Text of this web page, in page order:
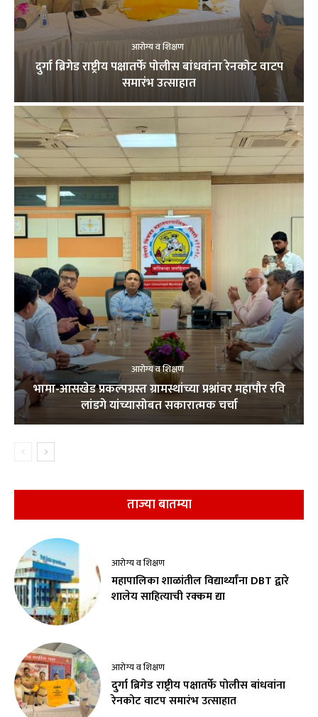
आरोग्य व शिक्षण
दुर्गा ब्रिगेड राष्ट्रीय पक्षातर्फे पोलीस बांधवांना रेनकोट वाटप
समारंभ उत्साहात
आरोग्य व शिक्षण
भामा-आसखेड प्रकल्पग्रस्त ग्रामस्थांच्या प्रश्नांवर महापौर रवि
लांडगे यांच्यासोबत सकारात्मक चर्चा
ताज्या बातम्या
आरोग्य व शिक्षण
महापालिका शाळांतील विद्यार्थ्यांना DBT द्वारे
शालेय साहित्याची रक्कम द्या
आरोग्य व शिक्षण
दुर्गा ब्रिगेड राष्ट्रीय पक्षातर्फे पोलीस बांधवांना
रेनकोट वाटप समारंभ उत्साहात